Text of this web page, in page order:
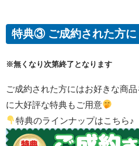
特典③ ご成約された方に
※無くなり次第終了となります
ご成約された方にはお好きな商
に大好評な特典もご用意
特典のラインナップはこちら♪